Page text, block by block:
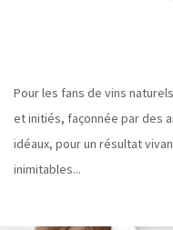
Pour les fans de vins
et initiés, façonnée par des
idéaux, pour un résultat
inimitables...